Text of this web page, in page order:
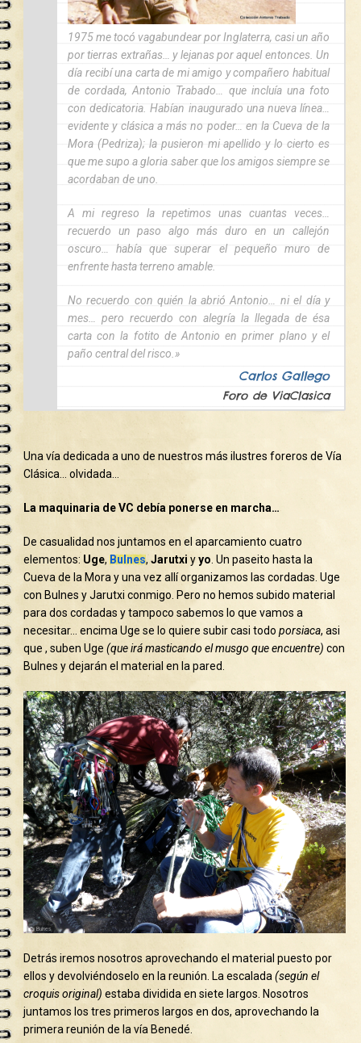
1975 me tocó vagabundear por Inglaterra, casi un año
por tierras extrañas… y lejanas por aquel entonces. Un
día recibí una carta de mi amigo y compañero habitual
de cordada, Antonio Trabado… que incluía una foto
con dedicatoria. Habían inaugurado una nueva línea…
evidente y clásica a más no poder… en la Cueva de la
Mora (Pedriza); la pusieron mi apellido y lo cierto es
que me supo a gloria saber que los amigos siempre se
acordaban de uno.
A mi regreso la repetimos unas cuantas veces…
recuerdo un paso algo más duro en un callejón
oscuro… había que superar el pequeño muro de
enfrente hasta terreno amable.
No recuerdo con quién la abrió Antonio… ni el día y
mes… pero recuerdo con alegría la llegada de ésa
carta con la fotito de Antonio en primer plano y el
paño central del risco.»
Carlos Gallego
Foro de ViaClasica
Una vía dedicada a uno de nuestros más ilustres foreros de Vía
Clásica… olvidada…
La maquinaria de VC debía ponerse en marcha…
De casualidad nos juntamos en el aparcamiento cuatro
elementos: Uge,Bulnes,Jarutxiyyo. Un paseito hasta la
Cueva de la Mora y una vez allí organizamos las cordadas. Uge
con Bulnes y Jarutxi conmigo. Pero no hemos subido material
para dos cordadas y tampoco sabemos lo que vamos a
necesitar… encima Uge se lo quiere subir casi todoporsiaca, asi
que , suben Uge(que irá masticando el musgo que encuentre) con
Bulnes y dejarán el material en la pared.
Detrás iremos nosotros aprovechando el material puesto por
ellos y devolviéndoselo en la reunión. La escalada(según el
croquis original)estaba dividida en siete largos. Nosotros
juntamos los tres primeros largos en dos, aprovechando la
primera reunión de la vía Benedé.